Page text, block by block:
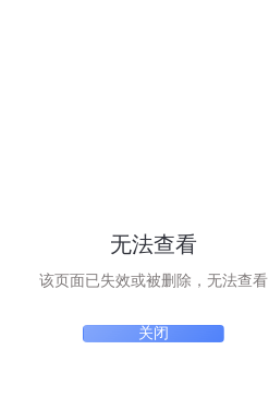
无法查看
该页面已失效或被删除，无法查看
关闭